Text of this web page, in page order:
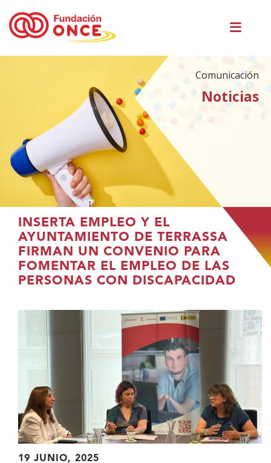
principal
Comunicación
Noticias
encuentras
contenido
INSERTA EMPLEO Y EL
AYUNTAMIENTO DE TERRASSA
FIRMAN UN CONVENIO PARA
FOMENTAR EL EMPLEO DE LAS
PERSONAS CON DISCAPACIDAD
19 JUNIO, 2025